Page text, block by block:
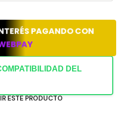
PAGANDO CON
DEL
ESTE PRODUCTO